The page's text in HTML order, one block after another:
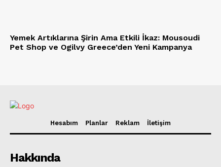
Yemek Artıklarına Şirin Ama Etkili İkaz: Mousoudi
Pet Shop ve Ogilvy Greece’den Yeni Kampanya
Hesabım Planlar Reklam İletişim
Hakkında